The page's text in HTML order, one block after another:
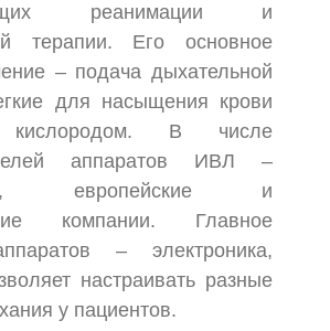
реанимации и
терапии. Его основное
– подача дыхательной
для насыщения крови
кислородом. В числе
аппаратов ИВЛ –
европейские и
компании. Главное
– электроника,
настраивать разные
у пациентов.